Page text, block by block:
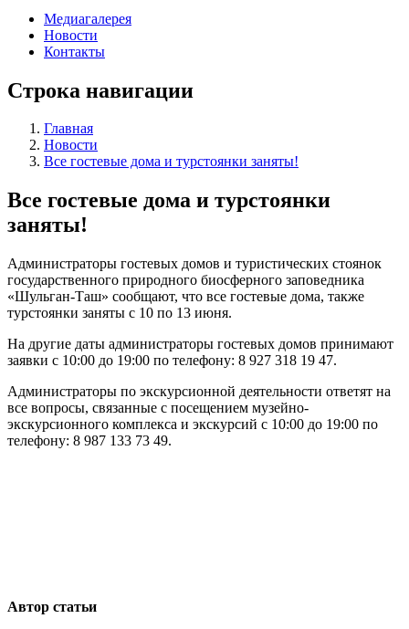
Медиагалерея
Новости
Контакты
Строка навигации
Главная
Новости
Все гостевые дома и турстоянки заняты!
Все гостевые дома и турстоянки
заняты!
Администраторы гостевых домов и туристических стоянок
государственного природного биосферного заповедника
«Шульган-Таш» сообщают, что все гостевые дома, также
турстоянки заняты с 10 по 13 июня.
На другие даты администраторы гостевых домов принимают
заявки с 10:00 до 19:00 по телефону: 8 927 318 19 47.
Администраторы по экскурсионной деятельности ответят на
все вопросы, связанные с посещением музейно-
экскурсионного комплекса и экскурсий с 10:00 до 19:00 по
телефону: 8 987 133 73 49.
Автор статьи